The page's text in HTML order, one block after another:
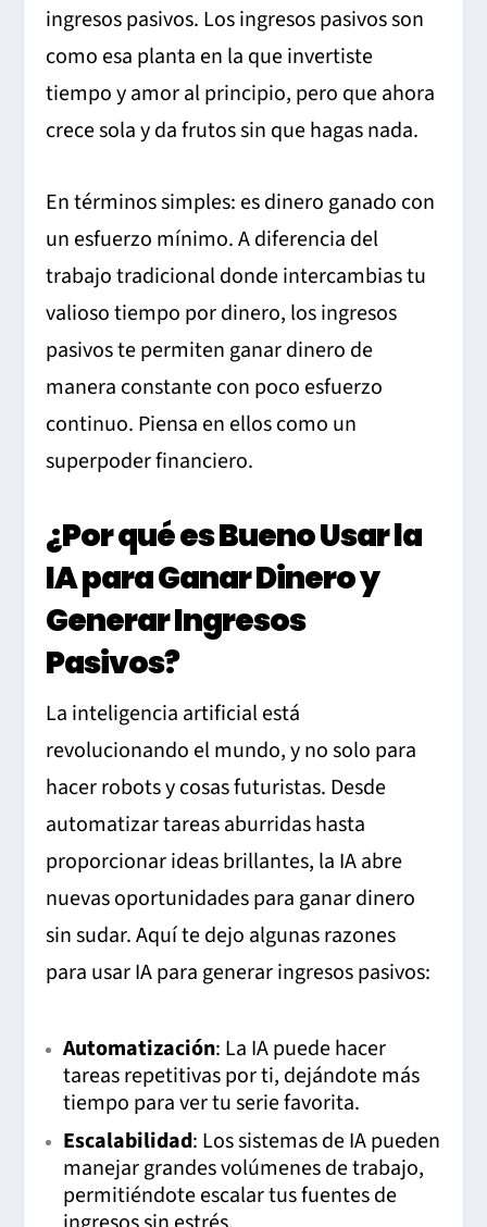
ingresos pasivos. Los ingresos pasivos son
como esa planta en la que invertiste
tiempo y amor al principio, pero que ahora
crece sola y da frutos sin que hagas nada.
En términos simples: es dinero ganado con
un esfuerzo mínimo. A diferencia del
trabajo tradicional donde intercambias tu
valioso tiempo por dinero, los ingresos
pasivos te permiten ganar dinero de
manera constante con poco esfuerzo
continuo. Piensa en ellos como un
superpoder financiero.
¿Por qué es Bueno Usar la
IA para Ganar Dinero y
Generar Ingresos
Pasivos?
La inteligencia artificial está
revolucionando el mundo, y no solo para
hacer robots y cosas futuristas. Desde
automatizar tareas aburridas hasta
proporcionar ideas brillantes, la IA abre
nuevas oportunidades para ganar dinero
sin sudar. Aquí te dejo algunas razones
para usar IA para generar ingresos pasivos:
Automatización: La IA puede hacer
tareas repetitivas por ti, dejándote más
tiempo para ver tu serie favorita.
Escalabilidad: Los sistemas de IA pueden
manejar grandes volúmenes de trabajo,
permitiéndote escalar tus fuentes de